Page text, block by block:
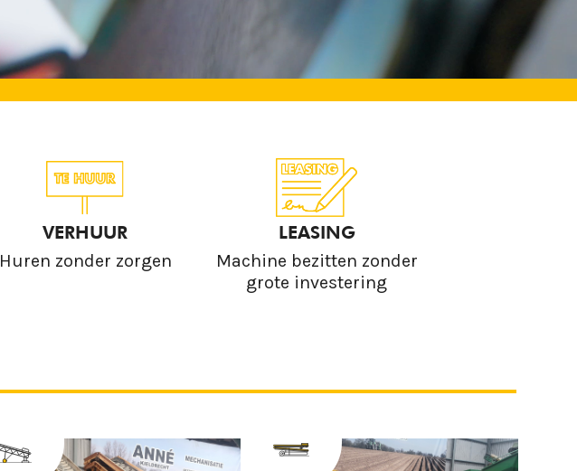
VERHUUR
Huren zonder zorgen
LEASING
Machine bezitten zonder
grote investering